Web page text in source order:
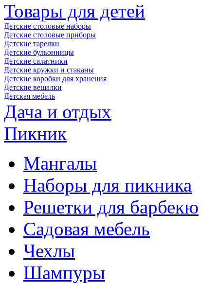
Товары для детей
Детские столовые наборы
Детские столовые приборы
Детские тарелки
Детские бульонницы
Детские салатники
Детские кружки и стаканы
Детские коробки для хранения
Детские вешалки
Детская мебель
Дача и отдых
Пикник
Мангалы
Наборы для пикника
Решетки для барбекю
Садовая мебель
Чехлы
Шампуры